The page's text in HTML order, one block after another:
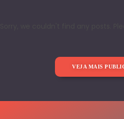
VEJA MAIS